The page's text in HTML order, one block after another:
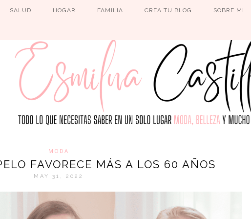
SALUD HOGAR FAMILIA CREA TU BLOG SOBRE MI
MODA
FAVORECE MÁS A LOS 60 AÑOS
MAY 31, 2022